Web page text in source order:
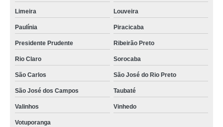
Limeira Louveira
Paulínia Piracicaba
Presidente Prudente Ribeirão Preto
Rio Claro Sorocaba
São Carlos São José do Rio Preto
São José dos Campos Taubaté
Valinhos Vinhedo
Votuporanga